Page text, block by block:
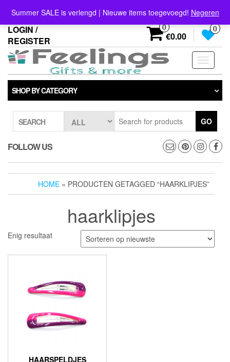
the
content
Summer SALE is verlengd | Nieuwe items toegevoegd! Negeren
info@feelings-giftshop.nl
LOGIN /
REGISTER
0
€0.00
0
Toggle
SHOP BY CATEGORY
SEARCH GO
FOLLOW US
HOME » PRODUCTEN GETAGGED “HAARKLIPJES”
haarklipjes
Enig resultaat
HAARSPELDJES